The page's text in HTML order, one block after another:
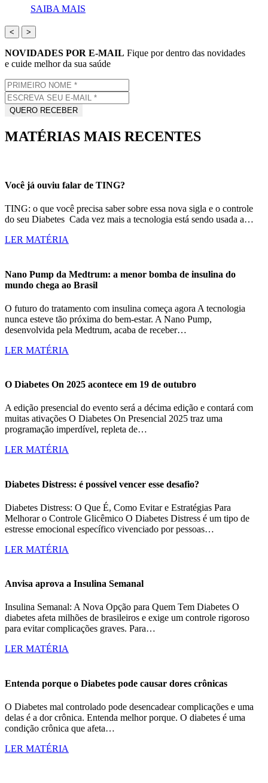
SAIBA MAIS
< >
NOVIDADES POR E-MAIL Fique por dentro das novidades
e cuide melhor da sua saúde
MATÉRIAS MAIS RECENTES
Você já ouviu falar de TING?
TING: o que você precisa saber sobre essa nova sigla e o controle
do seu Diabetes Cada vez mais a tecnologia está sendo usada a…
LER MATÉRIA
Nano Pump da Medtrum: a menor bomba de insulina do
mundo chega ao Brasil
O futuro do tratamento com insulina começa agora A tecnologia
nunca esteve tão próxima do bem-estar. A Nano Pump,
desenvolvida pela Medtrum, acaba de receber…
LER MATÉRIA
O Diabetes On 2025 acontece em 19 de outubro
A edição presencial do evento será a décima edição e contará com
muitas ativações O Diabetes On Presencial 2025 traz uma
programação imperdível, repleta de…
LER MATÉRIA
Diabetes Distress: é possível vencer esse desafio?
Diabetes Distress: O Que É, Como Evitar e Estratégias Para
Melhorar o Controle Glicêmico O Diabetes Distress é um tipo de
estresse emocional específico vivenciado por pessoas…
LER MATÉRIA
Anvisa aprova a Insulina Semanal
Insulina Semanal: A Nova Opção para Quem Tem Diabetes O
diabetes afeta milhões de brasileiros e exige um controle rigoroso
para evitar complicações graves. Para…
LER MATÉRIA
Entenda porque o Diabetes pode causar dores crônicas
O Diabetes mal controlado pode desencadear complicações e uma
delas é a dor crônica. Entenda melhor porque. O diabetes é uma
condição crônica que afeta…
LER MATÉRIA